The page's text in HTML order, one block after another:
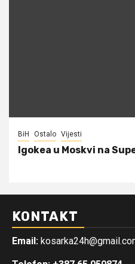
BiH Ostalo Vijesti
Igokea u Moskvi na
KONTAKT
Email: